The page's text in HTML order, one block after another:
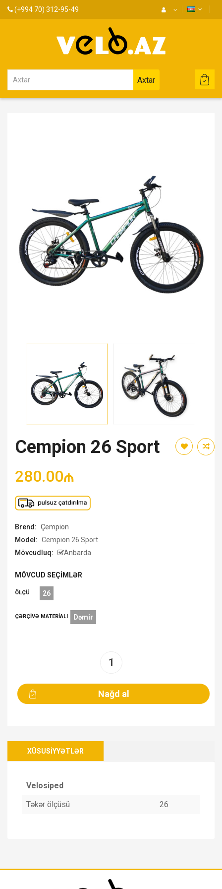
(+994 70) 312-95-49
Axtar
Cempion 26 Sport
280.00₼
Brend: Çempion
Model: Cempion 26 Sport
Mövcudluq:
Anbarda
MÖVCUD SEÇIMLƏR
ÖLÇÜ 26
ÇƏRÇIVƏ MATERIALI Dəmir
XÜSUSIYYƏTLƏR
Velosiped
Təkər ölçüsü
26